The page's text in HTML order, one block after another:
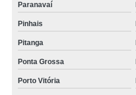
Paranavaí
Pinhais
Pitanga
Ponta Grossa
Porto Vitória